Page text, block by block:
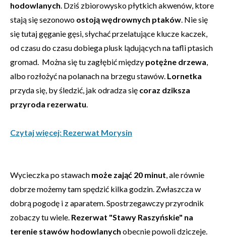
hodowlanych. Dziś zbiorowysko płytkich akwenów, ktore
stają się sezonowo ostoją wędrownych ptaków. Nie się
się tutaj gęganie gęsi, słychać przelatujące klucze kaczek,
od czasu do czasu dobiega plusk lądujących na tafli ptasich
gromad. Można się tu zagłębić między potężne drzewa,
albo rozłożyć na polanach na brzegu stawów. Lornetka
przyda się, by śledzić, jak odradza się coraz dziksza
przyroda rezerwatu.
Czytaj więcej: Rezerwat Morysin
Wycieczka po stawach może zająć 20 minut, ale równie
dobrze możemy tam spędzić kilka godzin. Zwłaszcza w
dobrą pogodę i z aparatem. Spostrzegawczy przyrodnik
zobaczy tu wiele. Rezerwat "Stawy Raszyńskie" na
terenie stawów hodowlanych obecnie powoli dziczeje.